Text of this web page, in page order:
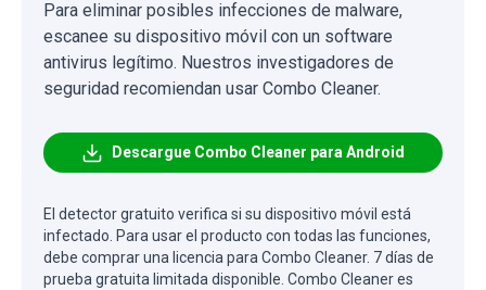
Para eliminar posibles infecciones de malware,
escanee su dispositivo móvil con un software
antivirus legítimo. Nuestros investigadores de
seguridad recomiendan usar Combo Cleaner.
Descargue Combo Cleaner para Android
El detector gratuito verifica si su dispositivo móvil está
infectado. Para usar el producto con todas las funciones,
debe comprar una licencia para Combo Cleaner. 7 días de
prueba gratuita limitada disponible. Combo Cleaner es